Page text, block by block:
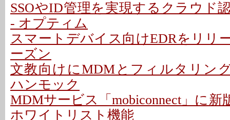
SSOやID管理を実現するクラウド
- オプティム
スマートデバイス向けEDRをリリ
ーズン
文教向けにMDMとフィルタリン
ハンモック
MDMサービス「mobiconnect」に新
ホワイトリスト機能